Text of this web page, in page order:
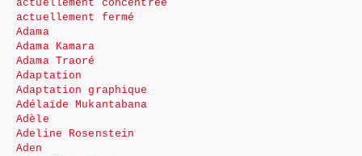
actuellement concentrée
actuellement fermé
Adama
Adama Kamara
Adama Traoré
Adaptation
Adaptation graphique
Adélaïde Mukantabana
Adèle
Adeline Rosenstein
Aden